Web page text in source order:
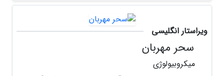
ویراستار انگلیسی
سحر مهربان
میکروبیولوژی